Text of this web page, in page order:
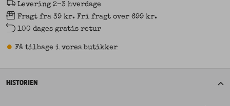
Levering 2-3 hverdage
Fragt fra 39 kr. Fri fragt over 699 kr.
100 dages gratis retur
• Få tilbage i vores butikker
HISTORIEN